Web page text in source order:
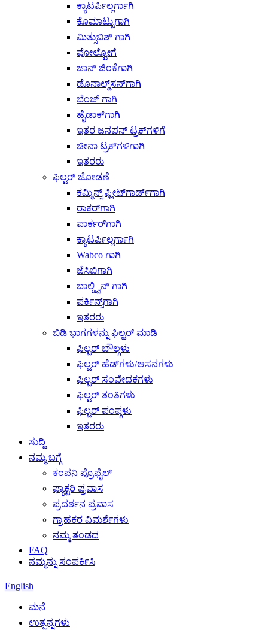
ಕ್ಯಾಟರ್ಪಿಲ್ಲರ್ಗಾಗಿ
ಕೊಮಾಟ್ಸುಗಾಗಿ
ಮಿತ್ಸುಬಿಶ್ ಗಾಗಿ
ವೋಲ್ವೋಗೆ
ಜಾನ್ ಜಿಂಕೆಗಾಗಿ
ಡೊನಾಲ್ಡ್‌ಸನ್‌ಗಾಗಿ
ಬೆಂಜ್ ಗಾಗಿ
ಹೈಡಾಕ್‌ಗಾಗಿ
ಇತರ ಜನಪನ್ ಟ್ರಕ್‌ಗಳಿಗೆ
ಚೀನಾ ಟ್ರಕ್‌ಗಳಿಗಾಗಿ
ಇತರರು
ಫಿಲ್ಟರ್ ಜೋಡಣೆ
ಕಮ್ಮಿನ್ಸ್ ಫ್ಲೀಟ್‌ಗಾರ್ಡ್‌ಗಾಗಿ
ರಾಕರ್‌ಗಾಗಿ
ಪಾರ್ಕರ್‌ಗಾಗಿ
ಕ್ಯಾಟರ್ಪಿಲ್ಲರ್ಗಾಗಿ
Wabco ಗಾಗಿ
ಜೆಸಿಬಿಗಾಗಿ
ಬಾಲ್ಡ್ವಿನ್ ಗಾಗಿ
ಪರ್ಕಿನ್ಸ್‌ಗಾಗಿ
ಇತರರು
ಬಿಡಿ ಭಾಗಗಳನ್ನು ಫಿಲ್ಟರ್ ಮಾಡಿ
ಫಿಲ್ಟರ್ ಬೌಲ್ಗಳು
ಫಿಲ್ಟರ್ ಹೆಡ್‌ಗಳು/ಆಸನಗಳು
ಫಿಲ್ಟರ್ ಸಂವೇದಕಗಳು
ಫಿಲ್ಟರ್ ತಂತಿಗಳು
ಫಿಲ್ಟರ್ ಪಂಪ್ಗಳು
ಇತರರು
ಸುದ್ದಿ
ನಮ್ಮ ಬಗ್ಗೆ
ಕಂಪನಿ ಪ್ರೊಫೈಲ್
ಫ್ಯಾಕ್ಟರಿ ಪ್ರವಾಸ
ಪ್ರದರ್ಶನ ಪ್ರವಾಸ
ಗ್ರಾಹಕರ ವಿಮರ್ಶೆಗಳು
ನಮ್ಮ ತಂಡದ
FAQ
ನಮ್ಮನ್ನು ಸಂಪರ್ಕಿಸಿ
English
ಮನೆ
ಉತ್ಪನ್ನಗಳು